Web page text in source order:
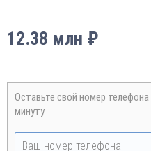
12.38 млн ₽
Оставьте свой номер телефона
минуту